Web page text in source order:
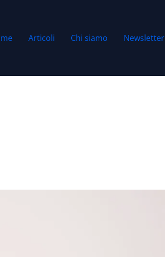
Articoli Chi siamo Newsletter